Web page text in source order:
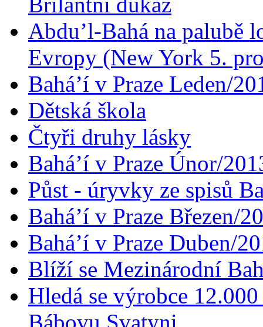
Abdu’l-Bahá na palubě
Evropy (New York 5.
Bahá’í v Praze Leden/
Dětská škola
Čtyři druhy lásky
Bahá’í v Praze Únor/
Půst - úryvky ze spisů
Bahá’í v Praze Březen/
Bahá’í v Praze Duben/
Blíží se Mezinárodní
Hledá se výrobce